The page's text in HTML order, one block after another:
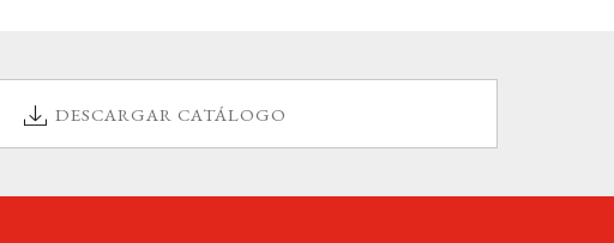
DESCARGAR CATÁLOGO